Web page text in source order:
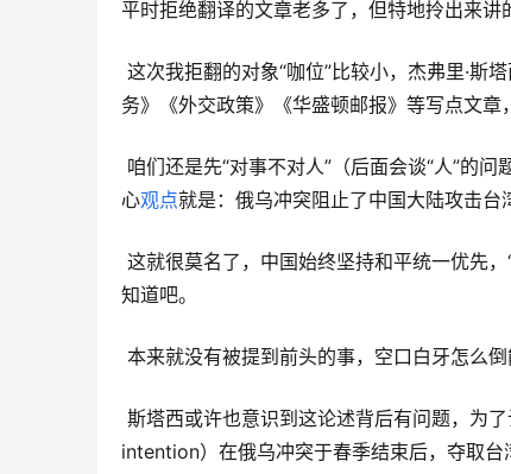
平时拒绝翻译的文章老多了，但特地拎出来讲
务》《外交政策》《华盛顿邮报》等写点文章
心观点就是：俄乌冲突阻止了中国大陆攻击台
知道吧。
本来就没有被提到前头的事，空口白牙怎么倒
intention）在俄乌冲突于春季结束后，夺取台